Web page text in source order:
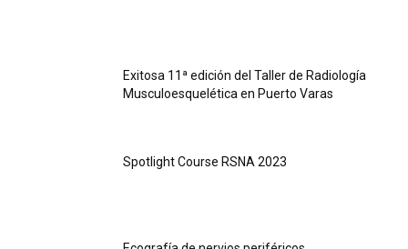
Exitosa 11ª edición del Taller de Radiología
Musculoesquelética en Puerto Varas
Spotlight Course RSNA 2023